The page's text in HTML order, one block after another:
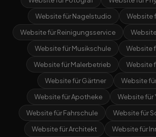
Website für Nagelstudio
Website
Website für Reinigungsservice
Website für Musikschule
Website
Website für Malerbetrieb
Website
Website für Gärtner
Website
Website für Apotheke
Website für
Website für Fahrschule
Website für
Website für Architekt
Website für